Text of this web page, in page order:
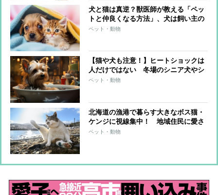
犬と猫は真逆？獣医師が教える「ペッ
トと仲良くなる方法」、犬は飼い主の
タイミング＆猫は猫のタイミングで遊
ペット・動物
【猫や犬も注意！】ヒートショックは
人だけではない 冬場のシニア犬やシ
ニア猫のために飼い主がとるべき対策
ペット・動物
北海道の漁港で暮らす大きなボス猫・
ケンジに視線集中！ 地域住民に愛さ
れるその秘密とは
ペット・動物